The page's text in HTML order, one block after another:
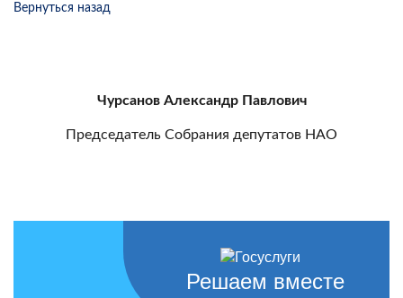
Вернуться назад
Чурсанов Александр Павлович
Председатель Собрания депутатов НАО
Решаем вместе